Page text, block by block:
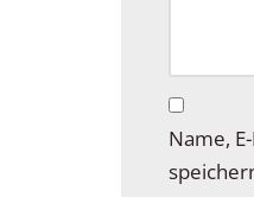
Name,